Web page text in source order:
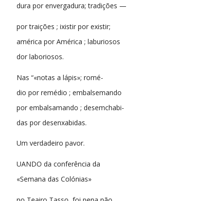
dura por envergadura; tradições —
por traições ; ixistir por existir;
américa por América ; laburiosos
dor laboriosos.
Nas “«notas a lápis»; romé-
dio por remédio ; embalsemando
por embalsamando ; desemchabi-
das por desenxabidas.
Um verdadeiro pavor.
UANDO da conferência da
«Semana das Colónias»